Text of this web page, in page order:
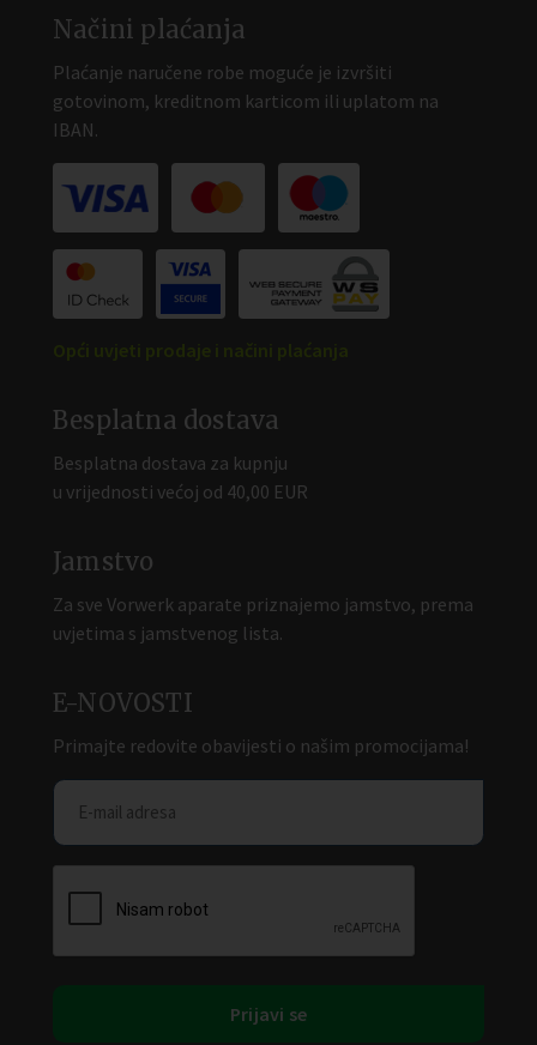
Načini plaćanja
Plaćanje naručene robe moguće je izvršiti
gotovinom, kreditnom karticom ili uplatom na
IBAN.
Besplatna dostava
Besplatna dostava za kupnju
u vrijednosti većoj od 40,00 EUR
Jamstvo
Za sve Vorwerk aparate priznajemo jamstvo, prema
uvjetima s jamstvenog lista.
E-NOVOSTI
Primajte redovite obavijesti o našim promocijama!